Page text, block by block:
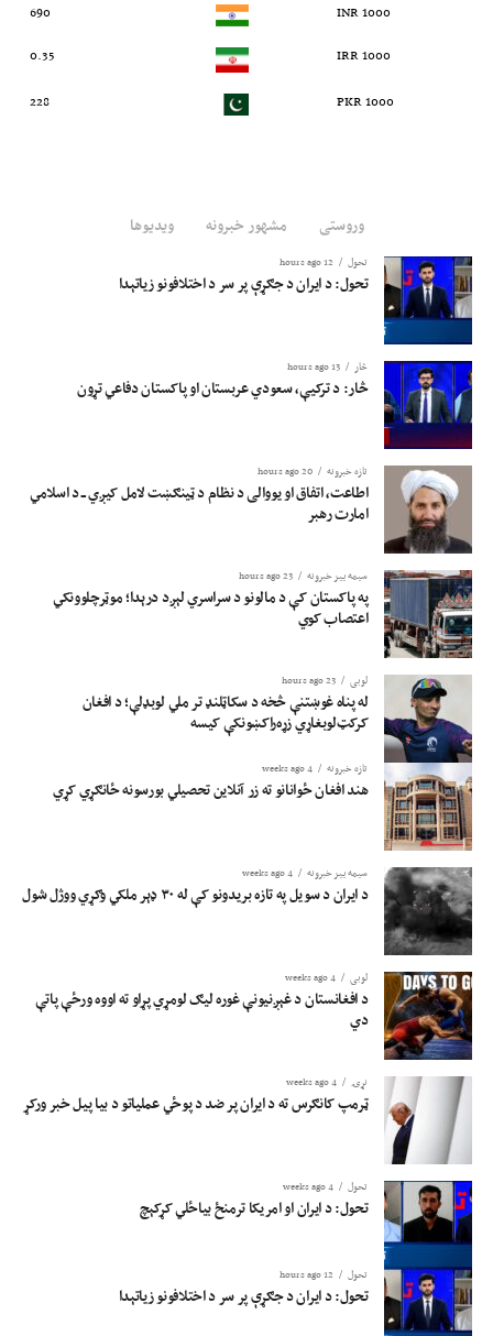
1000 INR
690
1000 IRR
0.35
1000 PKR
228
وروستی مشهور خبرونه ویدیوها
تحول 12 hours ago
تحول: د ایران د جګړې پر سر د اختلافونو زیاتېدا
څار 13 hours ago
څار: د ترکیې، سعودي عربستان او پاکستان دفاعي تړون
تازه خبرونه 20 hours ago
اطاعت، اتفاق او یووالی د نظام د ټینګښت لامل کیږي ــ د اسلامي
امارت رهبر
سیمه ییز خبرونه 23 hours ago
په پاکستان کې د مالونو د سراسري لېږد درېدا؛ موټرچلوونکي
اعتصاب کوي
لوبی 23 hours ago
له پناه غوښتنې څخه د سکاټلنډ تر ملي لوبډلې؛ د افغان
کرکټ‌لوبغاړي زړه‌راکښونکې کیسه
تازه خبرونه 4 weeks ago
هند افغان ځوانانو ته زر آنلاین تحصیلي بورسونه ځانګړي کړي
سیمه ییز خبرونه 4 weeks ago
د ایران د سویل په تازه بریدونو کې له ۳۰ ډېر ملکي وګړي ووژل شول
لوبی 4 weeks ago
د افغانستان د غېږنیونې غوره لیګ لومړي پړاو ته اووه ورځې پاتې
دي
نړۍ 4 weeks ago
ټرمپ کانګرس ته د ایران پر ضد د پوځي عملیاتو د بیا پیل خبر ورکړ
تحول 4 weeks ago
تحول: د ایران او امریکا ترمنځ بیاځلي کړکېچ
تحول 12 hours ago
تحول: د ایران د جګړې پر سر د اختلافونو زیاتېدا